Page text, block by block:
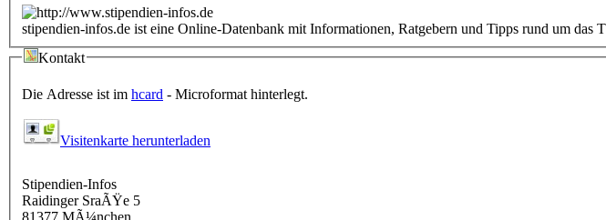
stipendien-infos.de ist eine Online-Datenbank mit Informationen, Ratgebern und Tipps rund um das
Kontakt
Die Adresse ist im hcard - Microformat hinterlegt.
Visitenkarte herunterladen
Stipendien-Infos
Raidinger SraÃŸe 5
81377 MÃ¼nchen